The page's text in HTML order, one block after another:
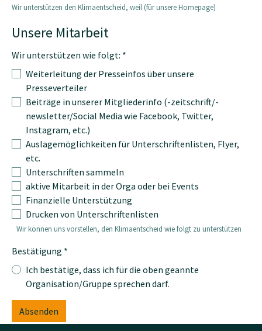
Wir unterstützen den Klimaentscheid, weil (für unsere Homepage)
Unsere Mitarbeit
Wir unterstützen wie folgt: *
Weiterleitung der Presseinfos über unsere
Presseverteiler
Beiträge in unserer Mitgliederinfo (-zeitschrift/-
newsletter/Social Media wie Facebook, Twitter,
Instagram, etc.)
Auslagemöglichkeiten für Unterschriftenlisten, Flyer,
etc.
Unterschriften sammeln
aktive Mitarbeit in der Orga oder bei Events
Finanzielle Unterstützung
Drucken von Unterschriftenlisten
Wir können uns vorstellen, den Klimaentscheid wie folgt zu unterstützen
Bestätigung *
Ich bestätige, dass ich für die oben geannte
Organisation/Gruppe sprechen darf.
Absenden